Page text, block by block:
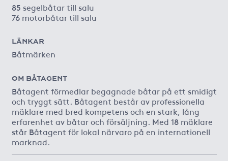
85 segelbåtar till salu
76 motorbåtar till salu
LÄNKAR
Båtmärken
OM BÅTAGENT
Båtagent förmedlar begagnade båtar på ett smidigt
och tryggt sätt. Båtagent består av professionella
mäklare med bred kompetens och en stark, lång
erfarenhet av båtar och försäljning. Med 18 mäklare
står Båtagent för lokal närvaro på en internationell
marknad.